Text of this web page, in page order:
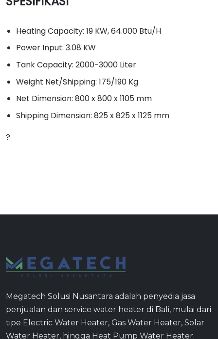
Heating Capacity: 19 KW, 64.000 Btu/H
Power Input: 3.08 KW
Tank Capacity: 2000-3000 Liter
Weight Net/Shipping: 175/190 Kg
Net Dimension: 800 x 800 x 1105 mm
Shipping Dimension: 825 x 825 x 1125 mm
?
Megatech Solusi Nusantara adalah penyedia jasa
penjualan dan service water heater di Bali, mulai dari
tipe Electric Water Heater, Gas Water Heater, Solar
Water Heater, hingga Heat Pump Water Heater.